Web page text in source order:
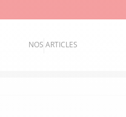
NOS ARTICLES